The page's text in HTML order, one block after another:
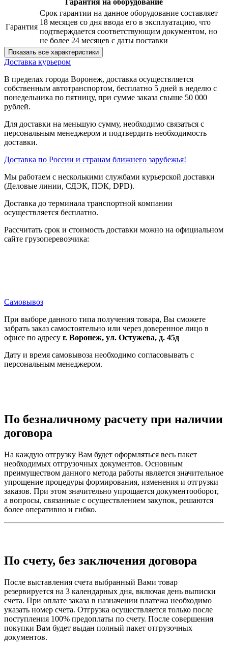
Гарантия
Срок гарантии на данное оборудование составляет
18 месяцев со дня ввода его в эксплуатацию, что
подтверждается соответствующим документом, но
не более 24 месяцев с даты поставки
Показать все характеристики
Доставка курьером
В пределах города Воронеж, доставка осуществляется
собственным автотранспортом, бесплатно 5 дней в неделю с
понедельника по пятницу, при сумме заказа свыше 50 000
рублей.
Для доставки на меньшую сумму, необходимо связаться с
персональным менеджером и подтвердить необходимость
доставки.
Доставка по России и странам ближнего зарубежья!
Мы работаем с несколькими службами курьерской доставки
(Деловые линии, СДЭК, ПЭК, DPD).
Доставка до терминала транспортной компании
осуществляется бесплатно.
Рассчитать срок и стоимость доставки можно на официальном
сайте грузоперевозчика:
Самовывоз
При выборе данного типа получения товара, Вы сможете
забрать заказ самостоятельно или через доверенное лицо в
офисе по адресу г. Воронеж, ул. Остужева, д. 45д
Дату и время самовывоза необходимо согласовывать с
персональным менеджером.
По безналичному расчету при наличии
договора
На каждую отгрузку Вам будет оформляться весь пакет
необходимых отгрузочных документов. Основным
преимуществом данного метода работы является значительное
упрощение процедуры формирования, изменения и отгрузки
заказов. При этом значительно упрощается документооборот,
а вопросы, связанные с осуществлением закупок, решаются
более оперативно и гибко.
По счету, без заключения договора
После выставления счета выбранный Вами товар
резервируется на 3 календарных дня, включая день выписки
счета. При оплате заказа в назначении платежа необходимо
указать номер счета. Отгрузка осуществляется только после
поступления 100% предоплаты по счету. После совершения
покупки Вам будет выдан полный пакет отгрузочных
документов.